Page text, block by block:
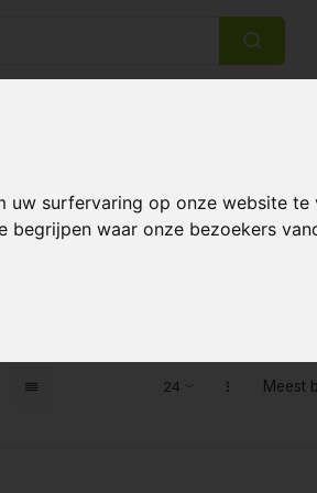
surfervaring op onze website
waar onze bezoekers
Meest